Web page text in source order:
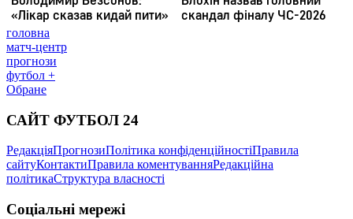
головна
матч-центр
прогнози
футбол +
Обране
САЙТ ФУТБОЛ 24
РедакціяПрогнозиПолітика конфіденційностіПравила
сайтуКонтактиПравила коментуванняРедакційна
політикаСтруктура власності
Соціальні мережі